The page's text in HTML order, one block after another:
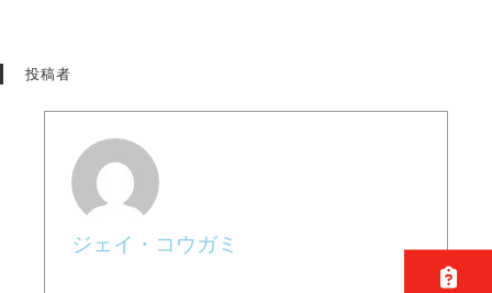
投稿者
ジェイ・コウガミ